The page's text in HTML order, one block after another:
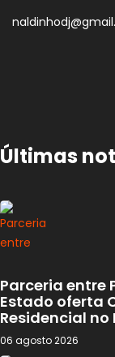
Últimas
Parceria entre
Estado oferta
Residencial
06 agosto 2026